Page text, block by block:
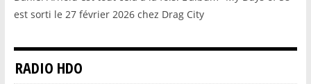
est sorti le 27 février 2026 chez Drag City
RADIO HDO